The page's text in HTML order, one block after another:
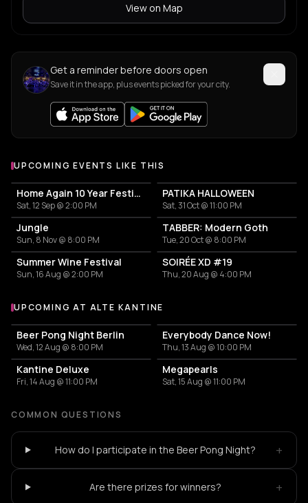
View on Map
Get a reminder before doors open
Save it in the app, plus events picked for your city.
UPCOMING EVENTS LIKE THIS
Home Again 10 Year Festival
Sat, 12 Sep @ 2:00 PM
PATIKA HALLOWEEN
Sat, 31 Oct @ 11:00 PM
Jungle
Sun, 8 Nov @ 8:00 PM
TABBER: Modern Goth
Tue, 20 Oct @ 8:00 PM
Summer Wine Festival
Sun, 16 Aug @ 2:00 PM
SOIRÉE XD #19
Thu, 20 Aug @ 4:00 PM
More events at Alte Kantine
UPCOMING AT ALTE KANTINE
Beer Pong Night Berlin
Wed, 12 Aug @ 8:00 PM
Everybody Dance Now!
Thu, 13 Aug @ 10:00 PM
Kantine Deluxe
Fri, 14 Aug @ 11:00 PM
Megapearls
Sat, 15 Aug @ 11:00 PM
COMMON QUESTIONS
How do I participate in the Beer Pong Night? +
Are there prizes for winners? +